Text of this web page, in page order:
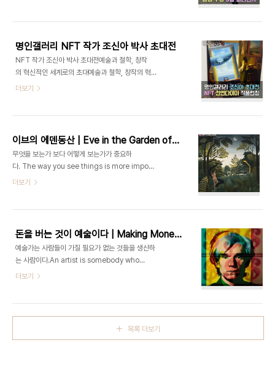
양이 운명의 수레바퀴를 비추는 순간의 영원한 빛과
리뉴스와 아람비의 주관으로 개최되었으며, 사단법
인 한국미술협회의 후원과 협찬을 받았습니다. 이 작
품은 2024년 1월 18일부터 22일까지 서울 인사동
한국미술관에서 국내 전시될 예정입니다. 또한, 이 작
품은 프랑스 파리아트페어에서도 전시될 예정이며,
프랑스 파리 Galerie89에서 이뤄질 예정입니
명인갤러리 NFT 작가 조신아 박사 초대전
NFT 작가 조신아 박사 초대전예술과 철학, 창작
의 혁신적인 세계로의 초대예술과 철학, 창작의 혁신
적인 세계로의 초대2023 K-ARTIST PRIZE 수상
디자인과 믹스미디어 작품 등을 특징으로 하였습니
다. 이번 전시는 124평의 넓은 공간에서 38점의 작
품과 메타버스 갤러리에서 동시에 진행되었으며, 입
구부터 초현실주의 작품들을 시작으로 다양한 예술
철학에서 영감을 받은 작품들이 관람객들에게 선보
새롭게 런칭한 '천연다이아 작품 | 꿈의 시작, 영원한
'운..
더보기
이브의 에덴동산 | Eve in the Garden of Eden
무엇을 보는가 보다 어떻게 보는가가 중요하
다. The way you see things is more important than what you see.
- 앙리 루소 Henri Rousseau 이브의 에덴동
산 | Eve in the Garden of EdenART FLOW ERA | Primitiveism | Henri
이 등 ▫️ https://ArtVanguard.co.kr▫️ BUY NFT ART : https://opensea.io/ART-
TRIP▫️ Artist : https://www.instagram..
더보기
돈을 버는 것이 예술이다 | Making Money Is Art
예술가는 사람들이 가질 필요가 없는 것들을 생산하
는 사람이다.An artist is somebody who
produces things that people don't need
etc.작품시대 | 팝아트 | 앤디 워홀, 리처드 해밀턴,
더보기
목록 더보기